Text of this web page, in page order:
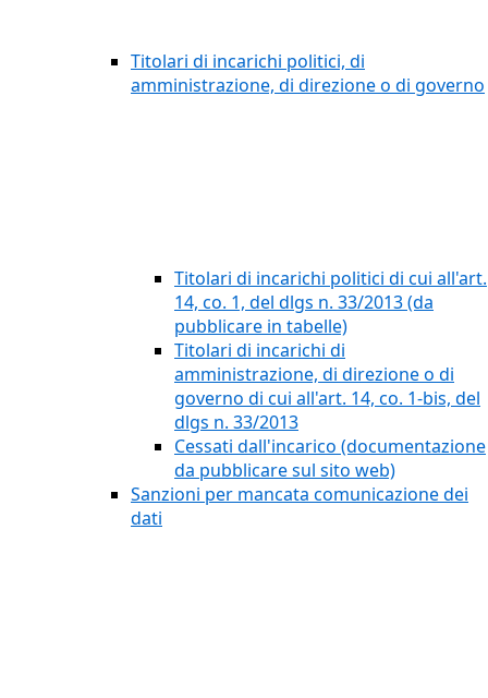
Titolari di incarichi politici, di
amministrazione, di direzione o di governo
Titolari di incarichi politici di cui all'art.
14, co. 1, del dlgs n. 33/2013 (da
pubblicare in tabelle)
Titolari di incarichi di
amministrazione, di direzione o di
governo di cui all'art. 14, co. 1-bis, del
dlgs n. 33/2013
Cessati dall'incarico (documentazione
da pubblicare sul sito web)
Sanzioni per mancata comunicazione dei
dati